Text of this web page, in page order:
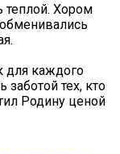
теплой. Хором
каждого
тех, кто
Родину ценой